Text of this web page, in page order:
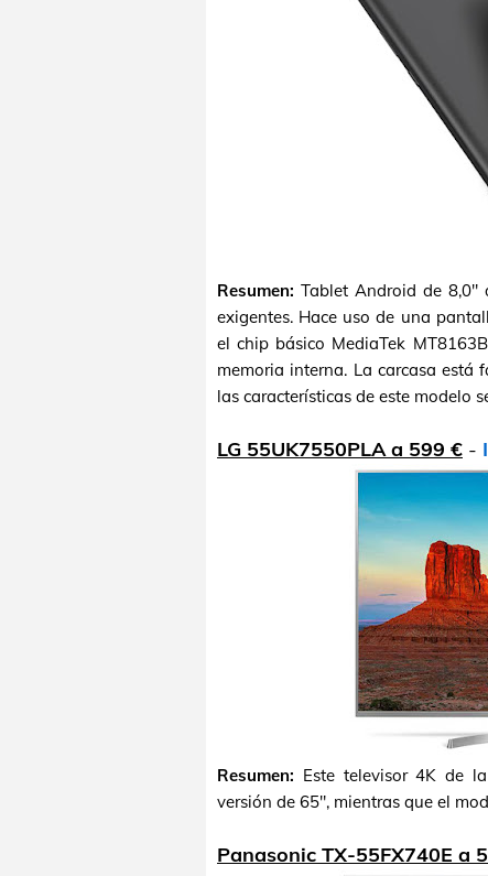
Resumen: Tablet Android de 8,0"
exigentes. Hace uso de una
el chip básico MediaTek
memoria interna. La carcasa está
las características de este modelo
LG 55UK7550PLA a 599 € -
Resumen: Este televisor 4K de
versión de 65", mientras que el
Panasonic TX-55FX740E a